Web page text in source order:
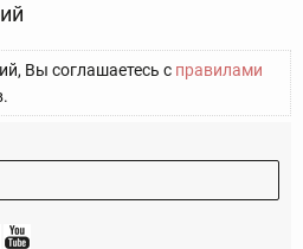
Вы соглашаетесь с правилами